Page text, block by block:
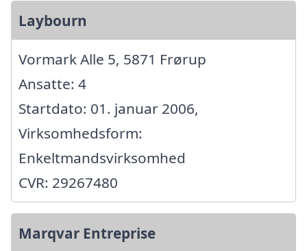
Laybourn
Vormark Alle 5, 5871 Frørup
Ansatte: 4
Startdato: 01. januar 2006,
Virksomhedsform:
Enkeltmandsvirksomhed
CVR: 29267480
Marqvar Entreprise